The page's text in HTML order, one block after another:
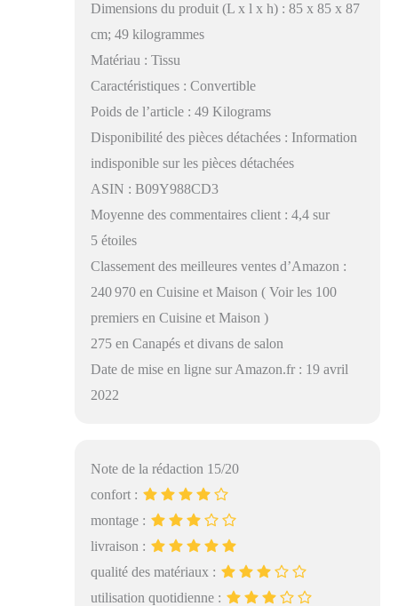
Dimensions du produit (L x l x h) : 85 x 85 x 87
cm; 49 kilogrammes
Matériau : Tissu
Caractéristiques : Convertible
Poids de l’article : 49 Kilograms
Disponibilité des pièces détachées : Information
indisponible sur les pièces détachées
ASIN : B09Y988CD3
Moyenne des commentaires client : 4,4 sur
5 étoiles
Classement des meilleures ventes d’Amazon :
240 970 en Cuisine et Maison ( Voir les 100
premiers en Cuisine et Maison )
275 en Canapés et divans de salon
Date de mise en ligne sur Amazon.fr : 19 avril
2022
Note de la rédaction 15/20
confort :
montage :
livraison :
qualité des matériaux :
utilisation quotidienne :